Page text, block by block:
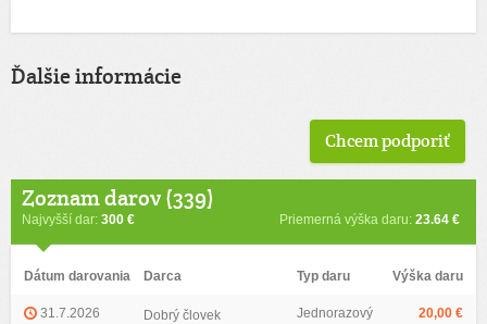
Ďalšie informácie
Chcem podporiť
Zoznam darov (339)
Najvyšší dar: 300 € Priemerná výška daru: 23.64 €
Dátum darovania Darca Typ daru Výška daru
31.7.2026 Dobrý človek Jednorazový 20,00 €